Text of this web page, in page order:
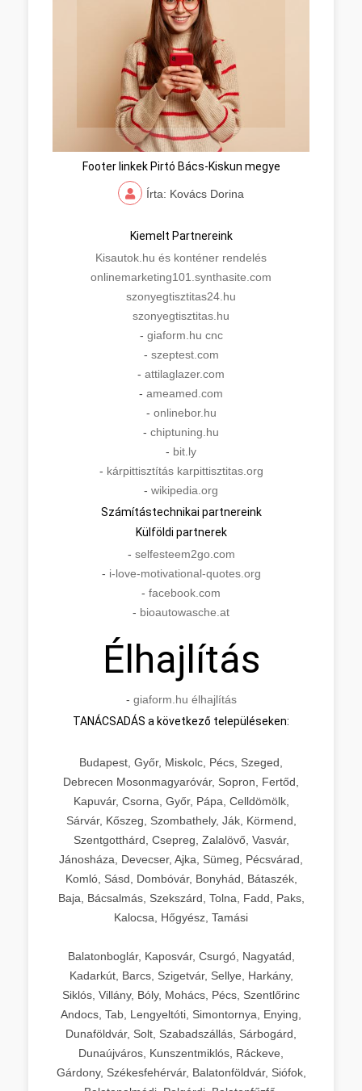
Footer linkek Pirtó Bács-Kiskun megye
Írta: Kovács Dorina
Kiemelt Partnereink
Kisautok.hu és konténer rendelés
onlinemarketing101.synthasite.com
szonyegtisztitas24.hu
szonyegtisztitas.hu
- giaform.hu cnc
- szeptest.com
- attilaglazer.com
- ameamed.com
- onlinebor.hu
- chiptuning.hu
- bit.ly
- kárpittisztítás karpittisztitas.org
- wikipedia.org
Számítástechnikai partnereink
Külföldi partnerek
- selfesteem2go.com
- i-love-motivational-quotes.org
- facebook.com
- bioautowasche.at
Élhajlítás
- giaform.hu élhajlítás
TANÁCSADÁS a következő településeken:
Budapest, Győr, Miskolc, Pécs, Szeged,
Debrecen Mosonmagyaróvár, Sopron, Fertőd,
Kapuvár, Csorna, Győr, Pápa, Celldömölk,
Sárvár, Kőszeg, Szombathely, Ják, Körmend,
Szentgotthárd, Csepreg, Zalalövő, Vasvár,
Jánosháza, Devecser, Ajka, Sümeg, Pécsvárad,
Komló, Sásd, Dombóvár, Bonyhád, Bátaszék,
Baja, Bácsalmás, Szekszárd, Tolna, Fadd, Paks,
Kalocsa, Hőgyész, Tamási
Balatonboglár, Kaposvár, Csurgó, Nagyatád,
Kadarkút, Barcs, Szigetvár, Sellye, Harkány,
Siklós, Villány, Bóly, Mohács, Pécs, Szentlőrinc
Andocs, Tab, Lengyeltóti, Simontornya, Enying,
Dunaföldvár, Solt, Szabadszállás, Sárbogárd,
Dunaújváros, Kunszentmiklós, Ráckeve,
Gárdony, Székesfehérvár, Balatonföldvár, Siófok,